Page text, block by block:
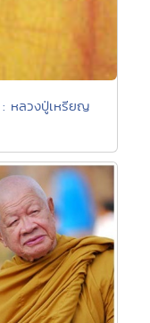
: หลวงปู่เหรียญ